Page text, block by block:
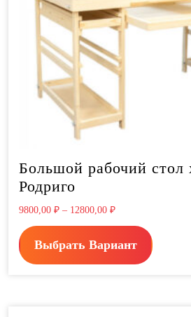
Большой рабочий стол
Родриго
9800,00 ₽ – 12800,00 ₽
Выбрать Вариант